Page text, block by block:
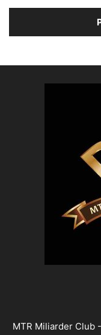
MTR Miliarder Club